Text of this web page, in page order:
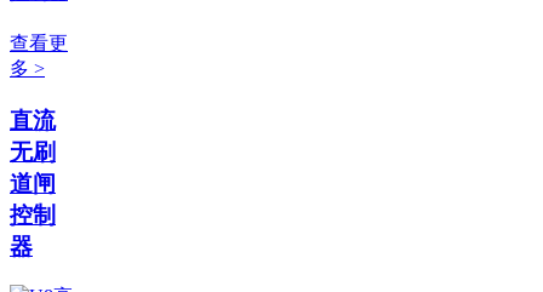
查看更
多 >
直流
无刷
道闸
控制
器